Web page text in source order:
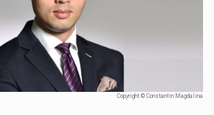
Copyright © Constantin Magdalina